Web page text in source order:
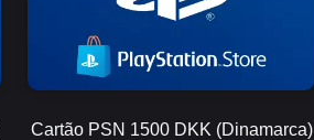
Cartão PSN 1500 DKK (Dinamarca)